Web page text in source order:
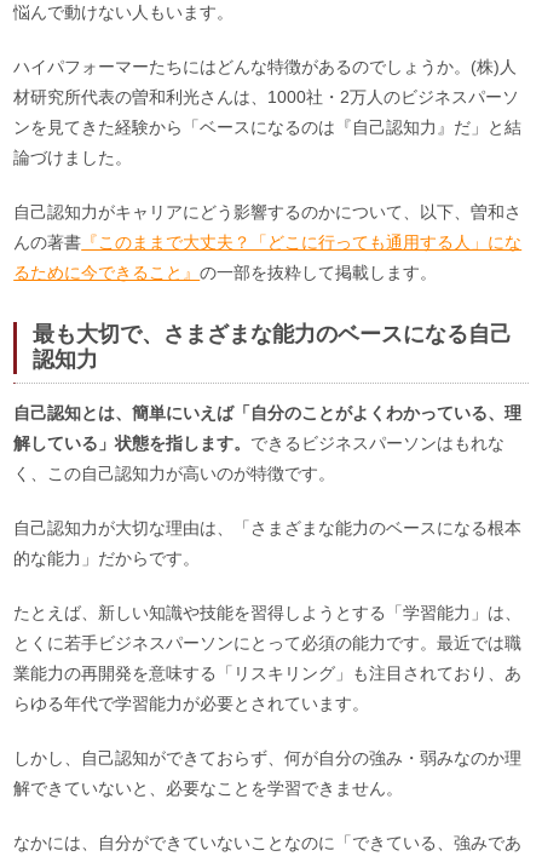
悩んで動けない人もいます。
ハイパフォーマーたちにはどんな特徴があるのでしょうか。(株)人
材研究所代表の曽和利光さんは、1000社・2万人のビジネスパーソ
ンを見てきた経験から「ベースになるのは『自己認知力』だ」と結
論づけました。
自己認知力がキャリアにどう影響するのかについて、以下、曽和さ
んの著書 『このままで大丈夫？「どこに行っても通用する人」にな
るために今できること』の一部を抜粋して掲載します。
最も大切で、さまざまな能力のベースになる自己
認知力
自己認知とは、簡単にいえば「自分のことがよくわかっている、理
解している」状態を指します。 できるビジネスパーソンはもれな
く、この自己認知力が高いのが特徴です。
自己認知力が大切な理由は、「さまざまな能力のベースになる根本
的な能力」だからです。
たとえば、新しい知識や技能を習得しようとする「学習能力」は、
とくに若手ビジネスパーソンにとって必須の能力です。最近では職
業能力の再開発を意味する「リスキリング」も注目されており、あ
らゆる年代で学習能力が必要とされています。
しかし、自己認知ができておらず、何が自分の強み・弱みなのか理
解できていないと、必要なことを学習できません。
なかには、自分ができていないことなのに「できている、強みであ